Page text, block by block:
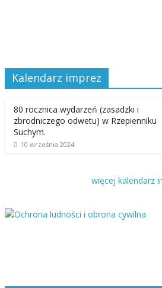
Kalendarz imprez
80 rocznica wydarzeń (zasadzki i
zbrodniczego odwetu) w Rzepienniku
Suchym.
10 września 2024
więcej kalendarz